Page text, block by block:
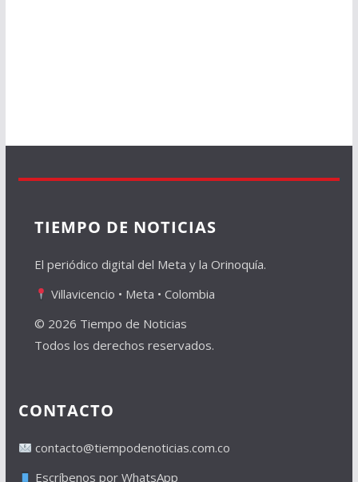
TIEMPO DE NOTICIAS
El periódico digital del Meta y la Orinoquía.
Villavicencio • Meta • Colombia
© 2026 Tiempo de Noticias
Todos los derechos reservados.
CONTACTO
contacto@tiempodenoticias.com.co
Escríbenos por WhatsApp